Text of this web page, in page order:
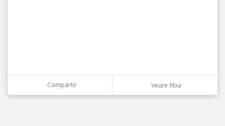
Compartir Veure fitxa